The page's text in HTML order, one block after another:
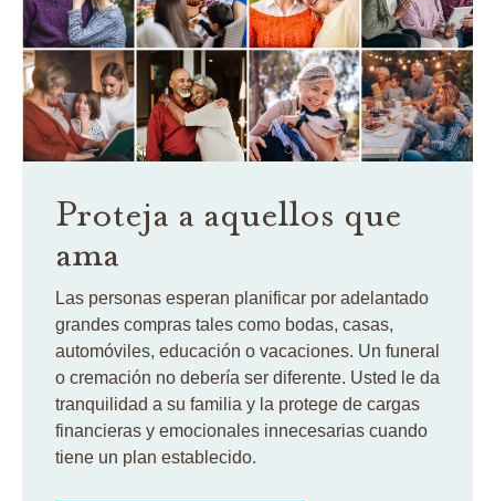
Proteja a aquellos que
ama
Las personas esperan planificar por adelantado
grandes compras tales como bodas, casas,
automóviles, educación o vacaciones. Un funeral
o cremación no debería ser diferente. Usted le da
tranquilidad a su familia y la protege de cargas
financieras y emocionales innecesarias cuando
tiene un plan establecido.